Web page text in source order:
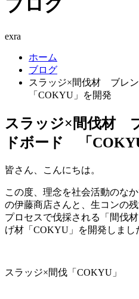
ブログ
exra
ホーム
ブログ
スラッジ×間伐材 ブレ
「COKYU」を開発
スラッジ×間伐材
ドボード 「
皆さん、こんにちは。
この度、理念を社会活動のな
の伊藤商店さんと、生コンの
プロセスで伐採される「間伐
げ材「COKYU」を開発しまし
スラッジ×間伐「COKYU」